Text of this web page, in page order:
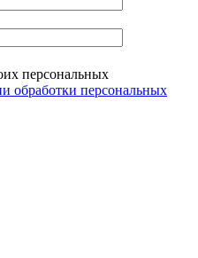
персональных
обработки персональных